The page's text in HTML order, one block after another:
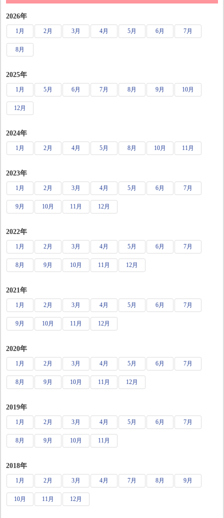
2026年
1月 2月 3月 4月 5月 6月 7月
8月
2025年
1月 5月 6月 7月 8月 9月 10月
12月
2024年
1月 2月 4月 5月 8月 10月 11月
2023年
1月 2月 3月 4月 5月 6月 7月
9月 10月 11月 12月
2022年
1月 2月 3月 4月 5月 6月 7月
8月 9月 10月 11月 12月
2021年
1月 2月 3月 4月 5月 6月 7月
9月 10月 11月 12月
2020年
1月 2月 3月 4月 5月 6月 7月
8月 9月 10月 11月 12月
2019年
1月 2月 3月 4月 5月 6月 7月
8月 9月 10月 11月
2018年
1月 2月 3月 4月 7月 8月 9月
10月 11月 12月